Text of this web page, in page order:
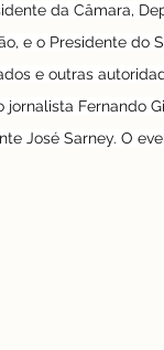
da Câmara,
e o Presidente do
e outras
jornalista Fernando
José Sarney. O